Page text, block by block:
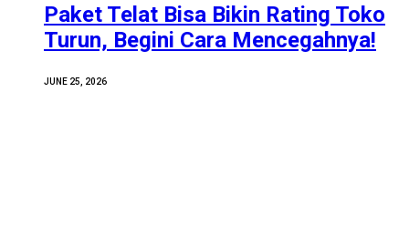
Paket Telat Bisa Bikin Rating Toko
Turun, Begini Cara Mencegahnya!
JUNE 25, 2026